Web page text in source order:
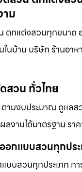
ม
ตกแต่งสวนทุกขนาด
ในบ้าน บริษัท ร้านอ
สวน ทั่วไทย
ามงบประมาณ ดูเเ
งานได้มาตรฐาน ร
กแบบสวนทุกประ
บสวนทุกประเภท ก